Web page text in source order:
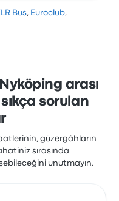
Busbud’da 4.3
Bus, Euroclub,
arası
sorulan
güzergâhların
sırasında
unutmayın.